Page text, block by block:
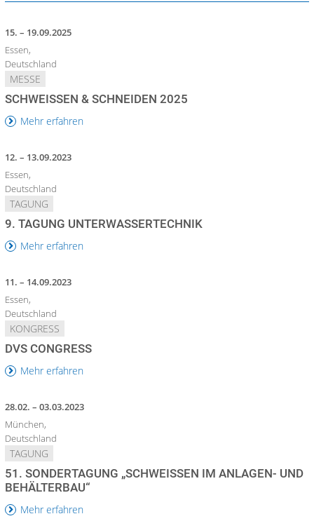
15. – 19.09.2025
Essen,
Deutschland
MESSE
SCHWEISSEN & SCHNEIDEN 2025
Mehr erfahren
12. – 13.09.2023
Essen,
Deutschland
TAGUNG
9. TAGUNG UNTERWASSERTECHNIK
Mehr erfahren
11. – 14.09.2023
Essen,
Deutschland
KONGRESS
DVS CONGRESS
Mehr erfahren
28.02. – 03.03.2023
München,
Deutschland
TAGUNG
51. SONDERTAGUNG „SCHWEISSEN IM ANLAGEN- UND B
EHÄLTERBAU“
Mehr erfahren